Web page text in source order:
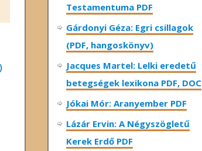
Testamentuma PDF
Gárdonyi Géza: Egri csillagok
(PDF, hangoskönyv)
Jacques Martel: Lelki eredetű
betegségek lexikona PDF, DOC
Jókai Mór: Aranyember PDF
Lázár Ervin: A Négyszögletű
Kerek Erdő PDF